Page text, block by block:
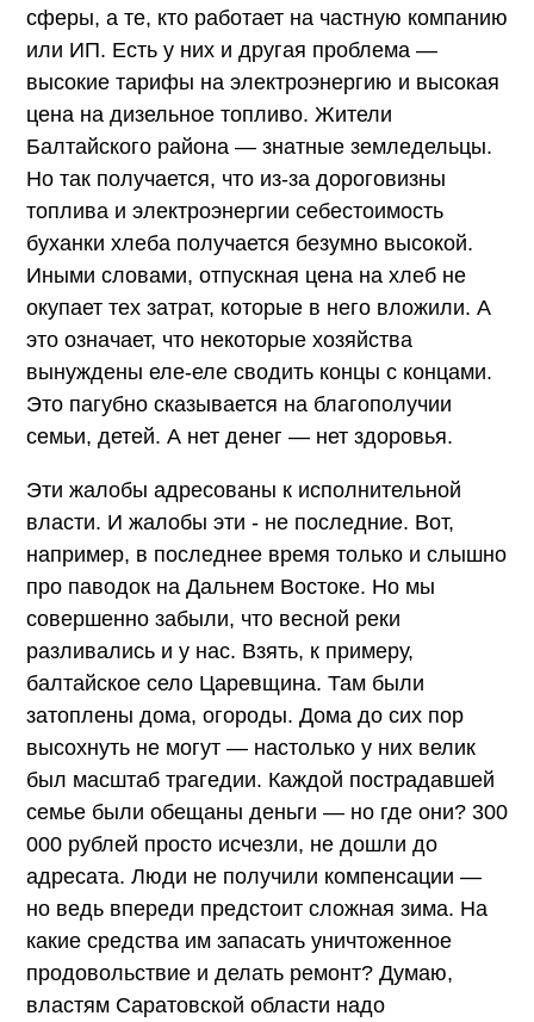
сферы, а те, кто работает на частную компанию
или ИП. Есть у них и другая проблема —
высокие тарифы на электроэнергию и высокая
цена на дизельное топливо. Жители
Балтайского района — знатные земледельцы.
Но так получается, что из-за дороговизны
топлива и электроэнергии себестоимость
буханки хлеба получается безумно высокой.
Иными словами, отпускная цена на хлеб не
окупает тех затрат, которые в него вложили. А
это означает, что некоторые хозяйства
вынуждены еле-еле сводить концы с концами.
Это пагубно сказывается на благополучии
семьи, детей. А нет денег — нет здоровья.
Эти жалобы адресованы к исполнительной
власти. И жалобы эти - не последние. Вот,
например, в последнее время только и слышно
про паводок на Дальнем Востоке. Но мы
совершенно забыли, что весной реки
разливались и у нас. Взять, к примеру,
балтайское село Царевщина. Там были
затоплены дома, огороды. Дома до сих пор
высохнуть не могут — настолько у них велик
был масштаб трагедии. Каждой пострадавшей
семье были обещаны деньги — но где они? 300
000 рублей просто исчезли, не дошли до
адресата. Люди не получили компенсации —
но ведь впереди предстоит сложная зима. На
какие средства им запасать уничтоженное
продовольствие и делать ремонт? Думаю,
властям Саратовской области надо